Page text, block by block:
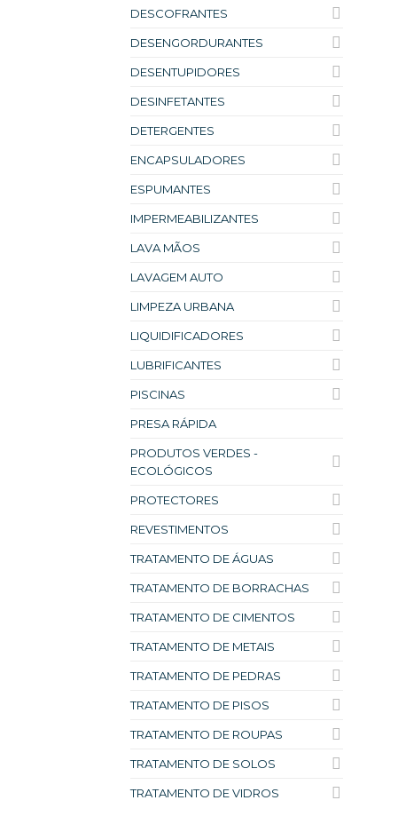
DESCOFRANTES
DESENGORDURANTES
DESENTUPIDORES
DESINFETANTES
DETERGENTES
ENCAPSULADORES
ESPUMANTES
IMPERMEABILIZANTES
LAVA MÃOS
LAVAGEM AUTO
LIMPEZA URBANA
LIQUIDIFICADORES
LUBRIFICANTES
PISCINAS
PRESA RÁPIDA
PRODUTOS VERDES -
ECOLÓGICOS
PROTECTORES
REVESTIMENTOS
TRATAMENTO DE ÁGUAS
TRATAMENTO DE BORRACHAS
TRATAMENTO DE CIMENTOS
TRATAMENTO DE METAIS
TRATAMENTO DE PEDRAS
TRATAMENTO DE PISOS
TRATAMENTO DE ROUPAS
TRATAMENTO DE SOLOS
TRATAMENTO DE VIDROS